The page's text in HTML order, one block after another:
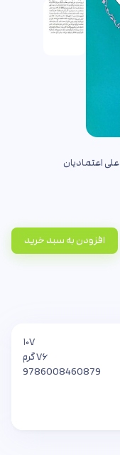
علی اعتمادیان
افزودن به سبد خرید
۱۰۷
۷۶ گرم
9786008460879